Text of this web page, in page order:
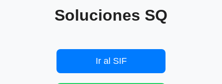
Soluciones SQ
Ir al SIF